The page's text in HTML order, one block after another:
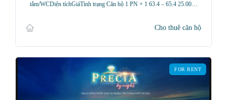
tắm/WCDiện tíchGiáTình trạng Căn hộ 1 PN + 1 63.4 – 65.4 25.00…
Cho thuê căn hộ
FOR RENT